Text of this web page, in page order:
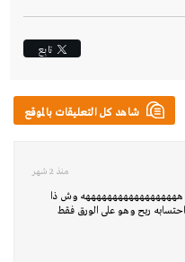
تابِع
شاهد كل التعليقات بالموقع
منذ 2 شهر
ههههههههههههههههههه وش ذا
احتسابه ربح وهو على الورق فقط